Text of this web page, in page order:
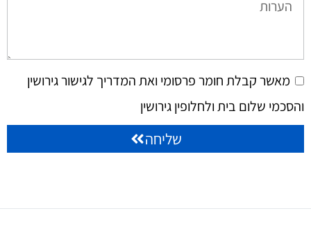
מאשר קבלת חומר פרסומי ואת המדריך לגישור גירושין
והסכמי שלום בית ולחלופין גירושין
שליחה